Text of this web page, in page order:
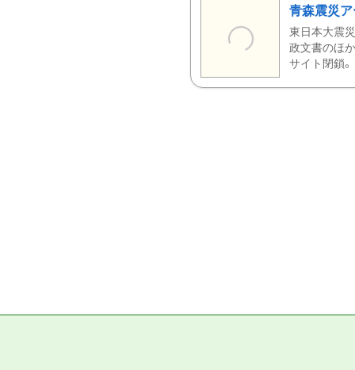
青森震災ア
東日本大震
政文書のほ
サイト閉鎖。